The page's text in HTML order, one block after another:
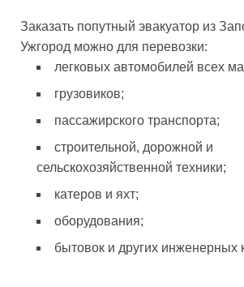
Заказать попутный эвакуатор из
Ужгород можно для перевозки:
легковых автомобилей всех
грузовиков;
пассажирского транспорта;
строительной, дорожной и
сельскохозяйственной техники;
катеров и яхт;
оборудования;
бытовок и других инженерных